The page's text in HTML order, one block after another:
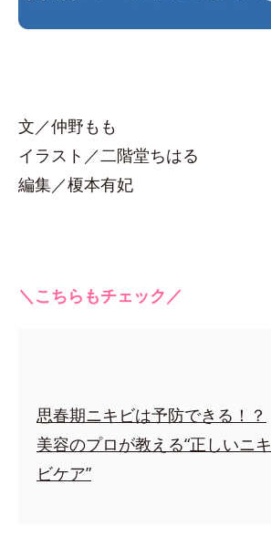
文／仲野もも
イラスト／二階堂ちはる
編集／榎本有妃
＼こちらもチェック／
思春期ニキビは予防できる！？
美容のプロが教える“正しいニキ
ビケア”